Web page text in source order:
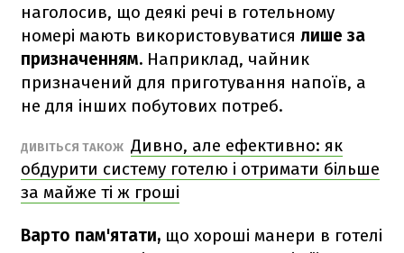
наголосив, що деякі речі в готельному
номері мають використовуватися лише за
призначенням. Наприклад, чайник
призначений для приготування напоїв, а
не для інших побутових потреб.
ДИВІТЬСЯ ТАКОЖ Дивно, але ефективно: як
обдурити систему готелю і отримати більше
за майже ті ж гроші
Варто пам'ятати, що хороші манери в готелі